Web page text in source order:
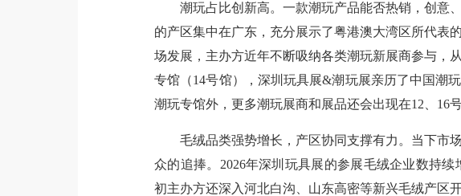
潮玩占比创新高。一款潮玩产品能否热销，创意
的产区集中在广东，充分展示了粤港澳大湾区所代表
场发展，主办方近年不断吸纳各类潮玩新展商参与，
专馆（14号馆），深圳玩具展&潮玩展亲历了中国潮
潮玩专馆外，更多潮玩展商和展品还会出现在12、16
毛绒品类强势增长，产区协同支撑有力。当下市
众的追捧。2026年深圳玩具展的参展毛绒企业数持
初主办方还深入河北白沟、山东高密等新兴毛绒产区